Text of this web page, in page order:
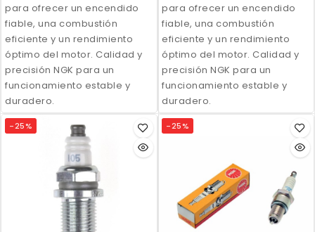
para ofrecer un encendido
fiable, una combustión
eficiente y un rendimiento
óptimo del motor. Calidad y
precisión NGK para un
funcionamiento estable y
duradero.
para ofrecer un encendido
fiable, una combustión
eficiente y un rendimiento
óptimo del motor. Calidad y
precisión NGK para un
funcionamiento estable y
duradero.
-25% -25%